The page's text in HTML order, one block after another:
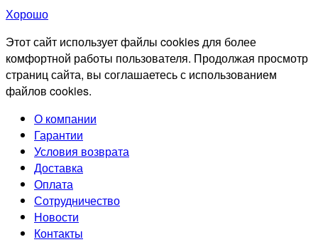
Хорошо
Этот сайт использует файлы cookies для более
комфортной работы пользователя. Продолжая просмотр
страниц сайта, вы соглашаетесь с использованием
файлов cookies.
О компании
Гарантии
Условия возврата
Доставка
Оплата
Сотрудничество
Новости
Контакты